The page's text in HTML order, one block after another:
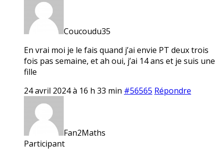
Coucoudu35
En vrai moi je le fais quand j’ai envie PT deux trois
fois pas semaine, et ah oui, j’ai 14 ans et je suis une
fille
24 avril 2024 à 16 h 33 min #56565 Répondre
Fan2Maths
Participant